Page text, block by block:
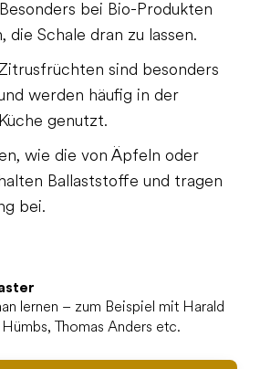
bei Bio-Produkten
die Schale dran zu lassen.
sind besonders
werden häufig in der
genutzt.
wie die von Äpfeln oder
Ballaststoffe und tragen
bei.
lernen – zum Beispiel mit Harald
Thomas Anders etc.